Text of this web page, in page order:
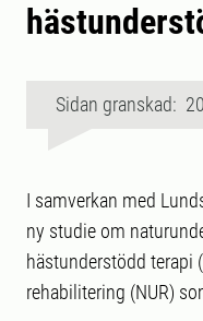
Sidan granskad:
I samverkan med
ny studie om
hästunderstödd terapi
rehabilitering (NUR)